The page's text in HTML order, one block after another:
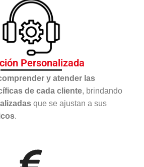
Personalizada
y atender las
de cada cliente, brindando
que se ajustan a sus
.